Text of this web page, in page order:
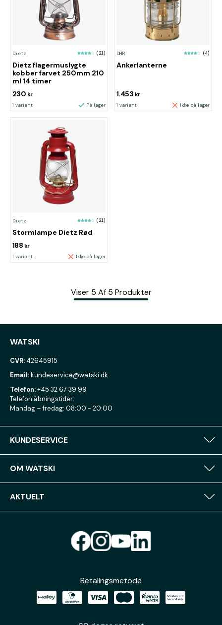
Dietz (21)
Dietz flagermuslygte
kobber farvet 250mm 210
ml 14 timer
230 kr
1 variant På lager
DHR (4)
Ankerlanterne
1.453 kr
1 variant Ikke på lager
Dietz (21)
Stormlampe Dietz Rød
188 kr
1 variant Ikke på lager
Viser 5 Af 5 Produkter
WATSKI
CVR: 42645915
Email:kundeservice@watski.dk
Telefon:+45 32 67 39 99
Telefon åbningstider:
Mandag – fredag: 08:00 - 20:00
KUNDESERVICE
OM WATSKI
AKTUELT
Betalingsmetode